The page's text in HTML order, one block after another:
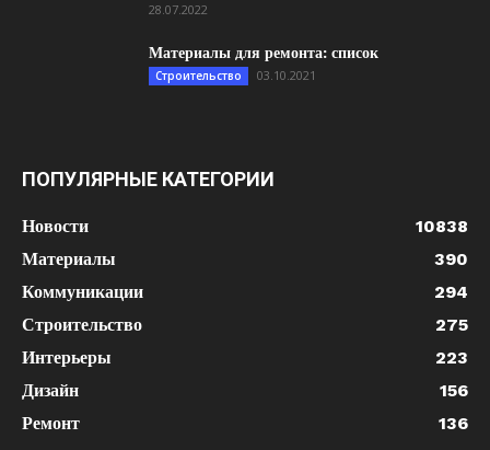
28.07.2022
Материалы для ремонта: список
Строительство 03.10.2021
ПОПУЛЯРНЫЕ КАТЕГОРИИ
Новости
10838
Материалы
390
Коммуникации
294
Строительство
275
Интерьеры
223
Дизайн
156
Ремонт
136